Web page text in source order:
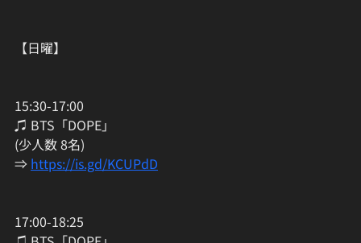
【日曜】
15:30-17:00
♫ BTS「DOPE」
(少人数 8名)
⇒ https://is.gd/KCUPdD
17:00-18:25